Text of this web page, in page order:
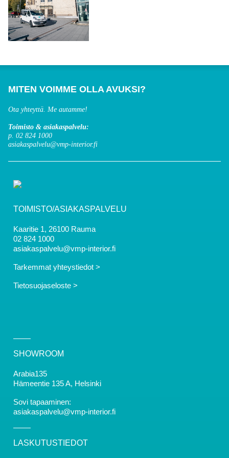
MITEN VOIMME OLLA AVUKSI?
Ota yhteyttä. Me autamme!
Toimisto & asiakaspalvelu:
p. 02 824 1000
asiakaspalvelu@vmp-interior.fi
TOIMISTO/ASIAKASPALVELU
Kaaritie 1, 26100 Rauma
02 824 1000
asiakaspalvelu@vmp-interior.fi
Tarkemmat yhteystiedot >
Tietosuojaseloste >
SHOWROOM
Arabia135
Hämeentie 135 A, Helsinki
Sovi tapaaminen:
asiakaspalvelu@vmp-interior.fi
LASKUTUSTIEDOT